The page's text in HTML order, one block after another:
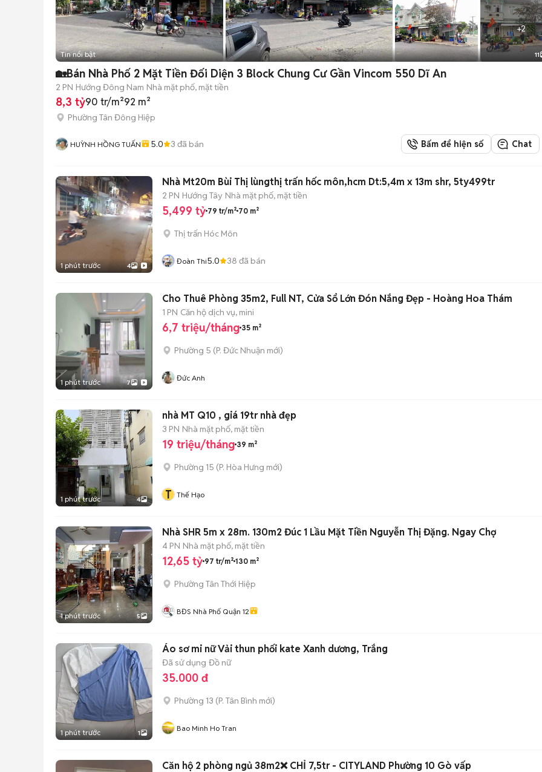
+2
Tin nổi bật 11
🏡Bán Nhà Phố 2 Mặt Tiền Đối Diện 3 Block Chung Cư Gần Vincom 550 Dĩ An
2 PN Hướng Đông Nam Nhà mặt phố, mặt tiền
8,3 tỷ90 tr/m²92 m²
Phường Tân Đông Hiệp
HUỲNH HỒNG TUẤN 5.0 3 đã bán Bấm để hiện số Chat
1 phút trước 4
Nhà Mt20m Bùi Thị lùngthị trấn hốc môn,hcm Dt:5,4m x 13m shr, 5ty499tr
2 PN Hướng Tây Nhà mặt phố, mặt tiền
5,499 tỷ 79 tr/m² 70 m²
Thị trấn Hóc Môn
Đoàn Thi5.0 38 đã bán
1 phút trước 7
Cho Thuê Phòng 35m2, Full NT, Cửa Sổ Lớn Đón Nắng Đẹp - Hoàng Hoa Thám
1 PN Căn hộ dịch vụ, mini
6,7 triệu/tháng 35 m²
Phường 5 (P. Đức Nhuận mới)
Đức Anh
1 phút trước 4
nhà MT Q10 , giá 19tr nhà đẹp
3 PN Nhà mặt phố, mặt tiền
19 triệu/tháng 39 m²
Phường 15 (P. Hòa Hưng mới)
T Thế Hạo
1 phút trước 5
Nhà SHR 5m x 28m. 130m2 Đúc 1 Lầu Mặt Tiền Nguyễn Thị Đặng. Ngay Chợ
4 PN Nhà mặt phố, mặt tiền
12,65 tỷ 97 tr/m² 130 m²
Phường Tân Thới Hiệp
BĐS Nhà Phố Quận 12
1 phút trước 1
Áo sơ mi nữ Vải thun phối kate Xanh dương, Trắng
Đã sử dụng Đồ nữ
35.000 đ
Phường 13 (P. Tân Bình mới)
Bao Minh Ho Tran
Căn hộ 2 phòng ngủ 38m2❌ CHỈ 7,5tr - CITYLAND Phường 10 Gò vấp